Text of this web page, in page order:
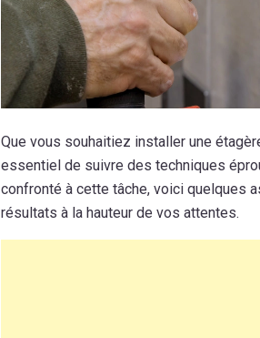
Que vous souhaitiez installer une
essentiel de suivre des techniques
confronté à cette tâche, voici quelques
résultats à la hauteur de vos attentes.